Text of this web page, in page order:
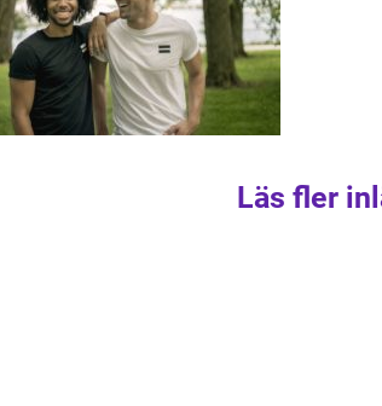
Läs fler